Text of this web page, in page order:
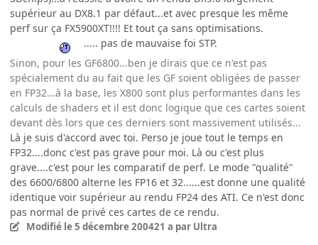
supérieur au DX8.1 par défaut...et avec presque les même
perf sur ça FX5900XT!!!! Et tout ça sans optimisations.
..... pas de mauvaise foi STP.
Sinon, pour les GF6800...ben je dirais que ce n'est pas
spécialement du au fait que les GF soient obligées de passer
en FP32...à la base, les X800 sont plus performantes dans les
calculs de shaders et il est donc logique que ces cartes soient
devant dès lors que ces derniers sont massivement utilisés...
Là je suis d'accord avec toi. Perso je joue tout le temps en
FP32....donc c'est pas grave pour moi. Là ou c'est plus
grave....c'est pour les comparatif de perf. Le mode "qualité"
des 6600/6800 alterne les FP16 et 32......est donne une qualité
identique voir supérieur au rendu FP24 des ATI. Ce n'est donc
pas normal de privé ces cartes de ce rendu.
Modifié le 5 décembre 200421 a par Ultra